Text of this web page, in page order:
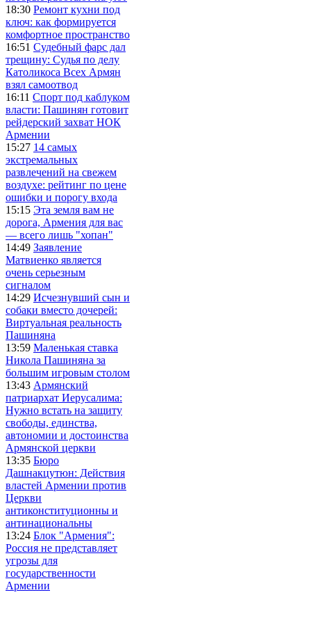
18:30 Ремонт кухни под
ключ: как формируется
комфортное пространство
16:51 Судебный фарс дал
трещину: Судья по делу
Католикоса Всех Армян
взял самоотвод
16:11 Спорт под каблуком
власти: Пашинян готовит
рейдерский захват НОК
Армении
15:27 14 самых
экстремальных
развлечений на свежем
воздухе: рейтинг по цене
ошибки и порогу входа
15:15 Эта земля вам не
дорога, Армения для вас
— всего лишь "хопан"
14:49 Заявление
Матвиенко является
очень серьезным
сигналом
14:29 Исчезнувший сын и
собаки вместо дочерей:
Виртуальная реальность
Пашиняна
13:59 Маленькая ставка
Никола Пашиняна за
большим игровым столом
13:43 Армянский
патриархат Иерусалима:
Нужно встать на защиту
свободы, единства,
автономии и достоинства
Армянской церкви
13:35 Бюро
Дашнакцутюн: Действия
властей Армении против
Церкви
антиконституционны и
антинациональны
13:24 Блок "Армения":
Россия не представляет
угрозы для
государственности
Армении